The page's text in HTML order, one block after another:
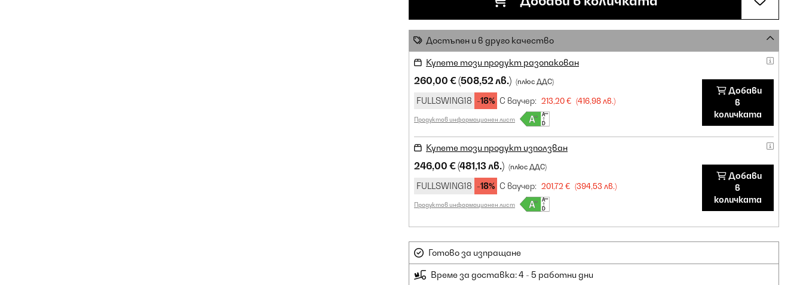
Достъпен и в друго качество
Купете този продукт разопакован
260,00 €(508,52 лв.) (плюс ДДС)
FULLSWING18 -18% С ваучер: 213,20 € (416,98 лв.)
Продуктов информационен лист
Добави
в
количката
Купете този продукт използван
246,00 €(481,13 лв.) (плюс ДДС)
FULLSWING18 -18% С ваучер: 201,72 € (394,53 лв.)
Продуктов информационен лист
Добави
в
количката
Готово за изпращане
Време за доставка: 4 - 5 работни дни